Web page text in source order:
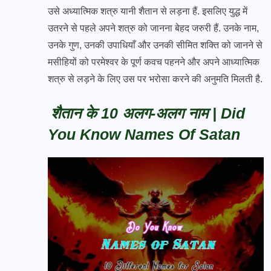
उसे अध्यात्मिक शत्रु यानी शैतान से लड़ना हैं. इसलिए युद्ध में
उतरने से पहले अपने शत्रु को जानना बेहद जरुरी हैं. उनके नाम,
उनके गुण, उनकी उपाधियाँ और उनकी सीमित शक्ति को जानने से
मसीहियों को परमेश्वर के पूर्ण कवच पहनने और अपने आध्यात्मिक
शत्रु से लड़ने के लिए उस पर भरोसा करने की अनुमति मिलती है.
शैतान के 10 अलग-अलग नाम | Did
You Know Names Of Satan